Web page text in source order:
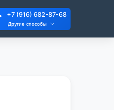
+7 (916) 682-87-68
Другие способы